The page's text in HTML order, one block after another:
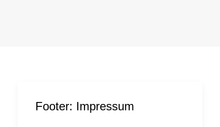
Footer: Impressum